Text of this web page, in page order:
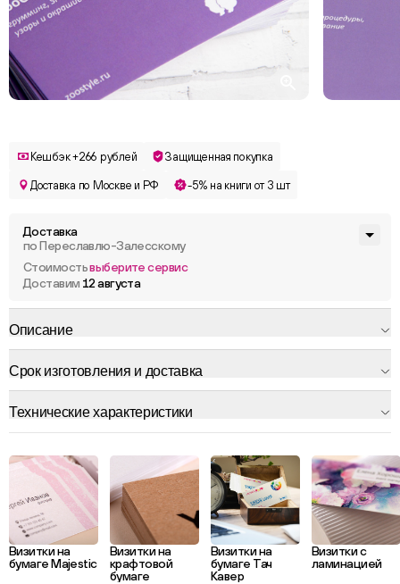
Кешбэк +266 рублей Защищенная покупка
Доставка по Москве и РФ -5% на книги от 3 шт
Доставка
по Переславлю-Залесскому
Стоимостьвыберите сервис
Доставим 12 августа
Описание
Срок изготовления и доставка
Технические характеристики
Визитки на
бумаге Majestic
Визитки на
крафтовой
бумаге
Визитки на
бумаге Тач
Кавер
Визитки с
ламинацией